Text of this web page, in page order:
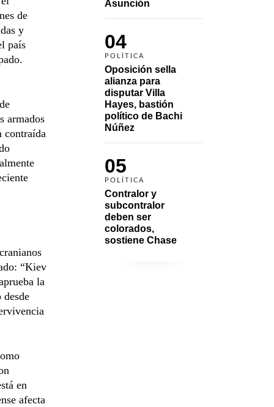
Asunción
04
POLÍTICA
Oposición sella
alianza para
disputar Villa
Hayes, bastión
político de Bachi
Núñez
05
POLÍTICA
Contralor y
subcontralor
deben ser
colorados,
sostiene Chase
de
y
país
armados
contraída
“Kiev
la
en
afecta